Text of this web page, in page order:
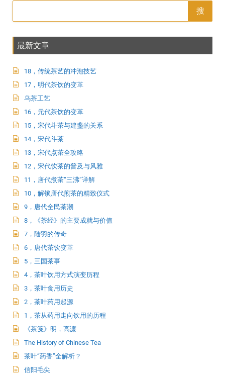
搜
最新文章
18，传统茶艺的冲泡技艺
17，明代茶饮的变革
乌茶工艺
16，元代茶饮的变革
15，宋代斗茶与建盏的关系
14，宋代斗茶
13，宋代点茶全攻略
12，宋代饮茶的普及与风雅
11，唐代煮茶“三沸”详解
10，解锁唐代煎茶的精致仪式
9，唐代全民茶潮
8，《茶经》的主要成就与价值
7，陆羽的传奇
6，唐代茶饮变革
5，三国茶事
4，茶叶饮用方式演变历程
3，茶叶食用历史
2，茶叶药用起源
1，茶从药用走向饮用的历程
《茶笺》明，高濂
The History of Chinese Tea
茶叶“药香”全解析？
信阳毛尖